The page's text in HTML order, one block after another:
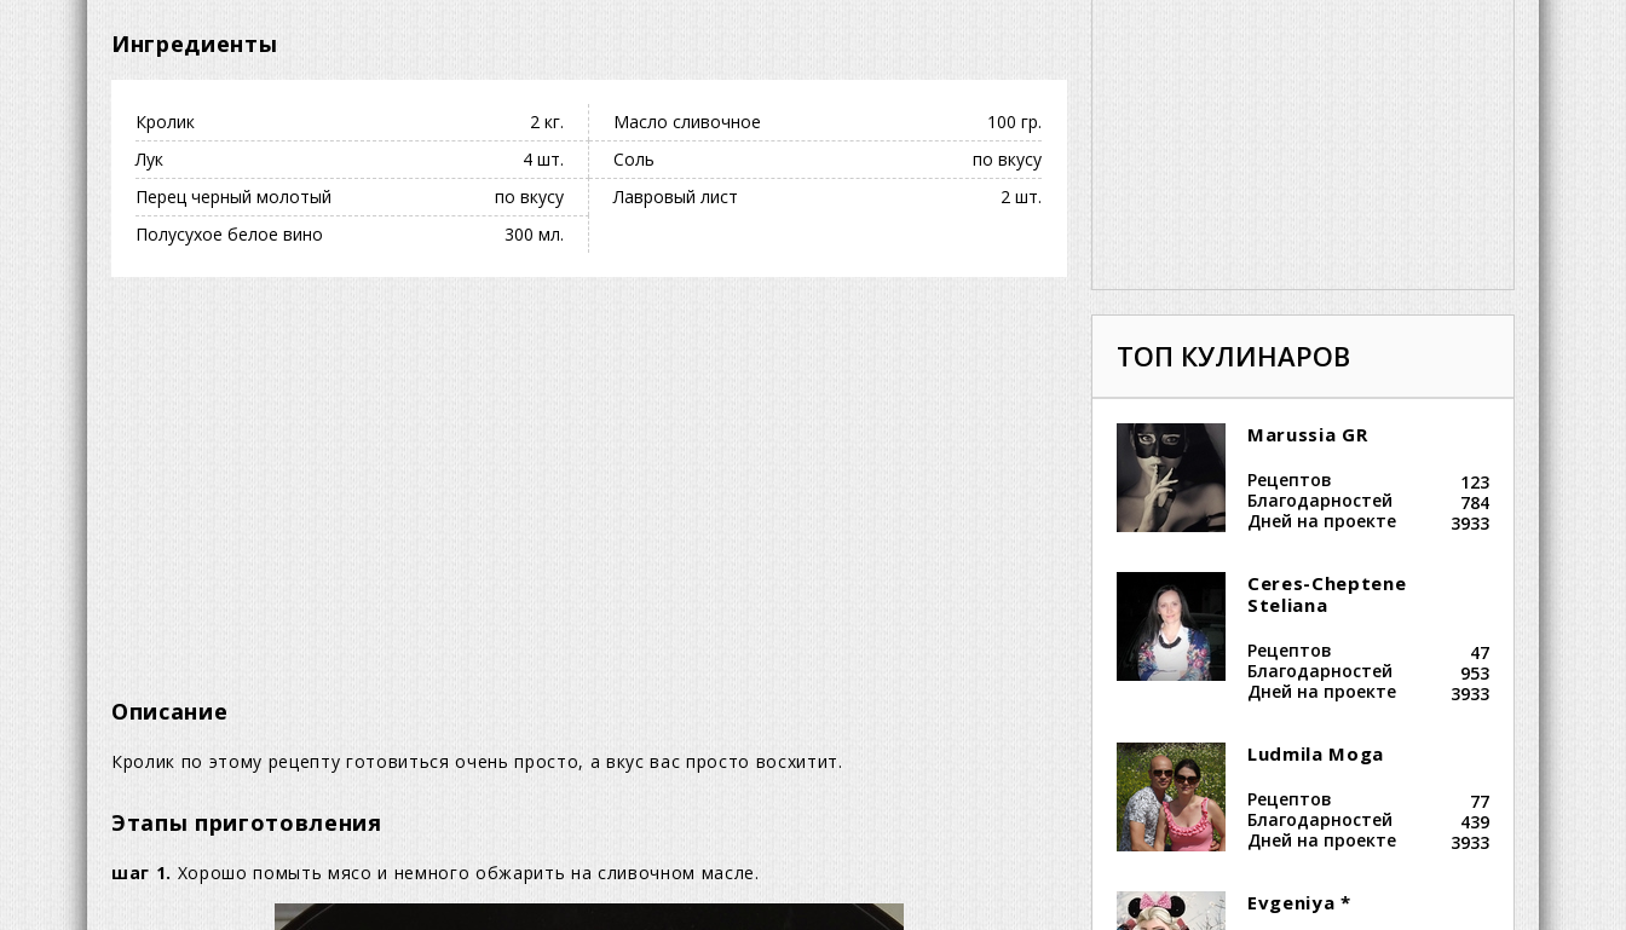
Ингредиенты
Кролик 2 кг. Масло сливочное
100 гр.
Лук
4 шт. Соль
по вкусу
Перец черный молотый
по вкусу Лавровый лист
2 шт.
Полусухое белое вино
300 мл.
Описание
Кролик по этому рецепту готовиться очень просто, а вкус вас просто восхитит.
Этапы приготовления
шаг 1. Хорошо помыть мясо и немного обжарить на сливочном масле.
ТОП КУЛИНАРОВ
Marussia GR
Рецептов 123
Благодарностей 784
Дней на проекте 3933
Ceres-Cheptene
Steliana
Рецептов 47
Благодарностей 953
Дней на проекте 3933
Ludmila Moga
Рецептов 77
Благодарностей 439
Дней на проекте 3933
Evgeniya *